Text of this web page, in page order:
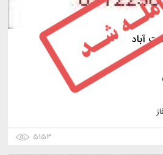
آباد
۵۱۵۳